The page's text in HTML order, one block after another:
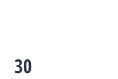
30